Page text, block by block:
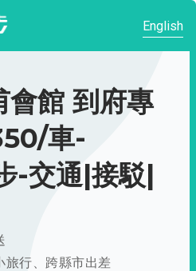
English
會館 到府專
車-
-交通|接駁|
旅行、跨縣市出差